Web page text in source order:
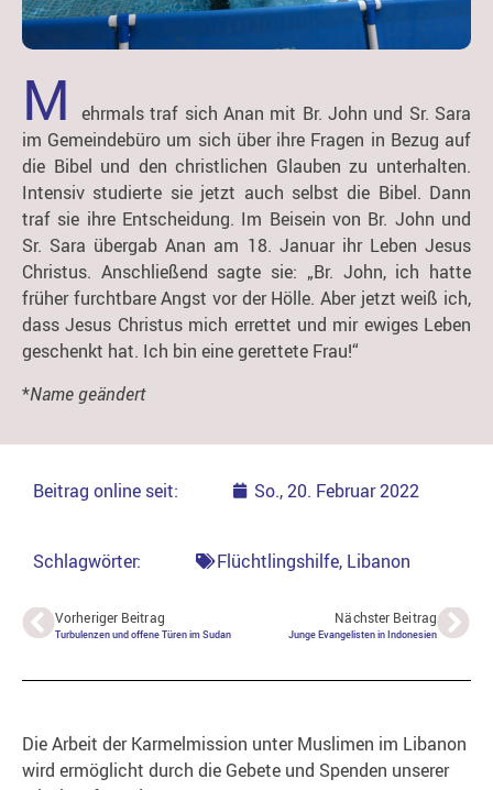
M
ehrmals traf sich Anan mit Br. John und Sr. Sara
im Gemeindebüro um sich über ihre Fragen in Bezug auf
die Bibel und den christlichen Glauben zu unterhalten.
Intensiv studierte sie jetzt auch selbst die Bibel. Dann
traf sie ihre Entscheidung. Im Beisein von Br. John und
Sr. Sara übergab Anan am 18. Januar ihr Leben Jesus
Christus. Anschließend sagte sie: „Br. John, ich hatte
früher furchtbare Angst vor der Hölle. Aber jetzt weiß ich,
dass Jesus Christus mich errettet und mir ewiges Leben
geschenkt hat. Ich bin eine gerettete Frau!“
*Name geändert
Beitrag online seit: So., 20. Februar 2022
Schlagwörter: Flüchtlingshilfe, Libanon
Vorheriger Beitrag
Turbulenzen und offene Türen im Sudan
Nächster Beitrag
Junge Evangelisten in Indonesien
Die Arbeit der Karmelmission unter Muslimen im Libanon
wird ermöglicht durch die Gebete und Spenden unserer